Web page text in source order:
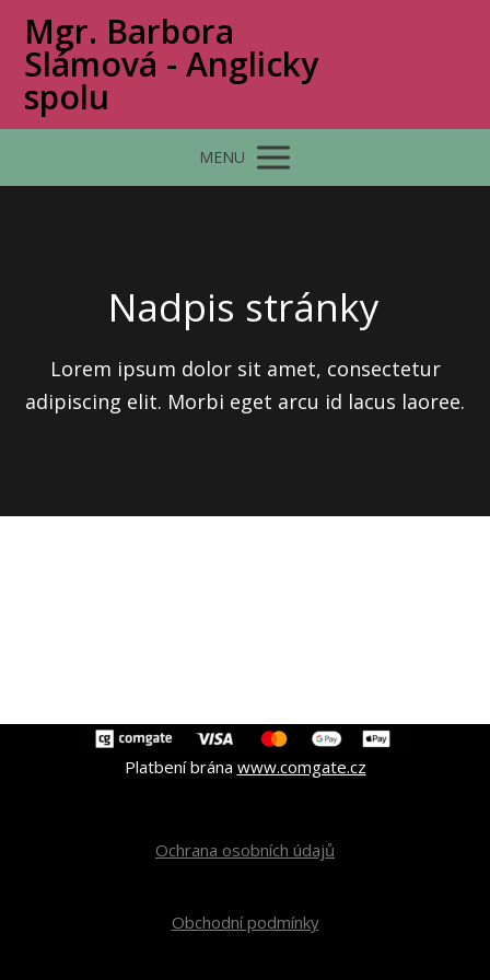
Mgr. Barbora
Slámová - Anglicky
spolu
MENU
Nadpis stránky
Lorem ipsum dolor sit amet, consectetur
adipiscing elit. Morbi eget arcu id lacus laoree.
Platbení brána www.comgate.cz
Ochrana osobních údajů
Obchodní podmínky